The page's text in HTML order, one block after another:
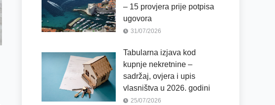
– 15 provjera prije potpisa
ugovora
31/07/2026
Tabularna izjava kod
kupnje nekretnine –
sadržaj, ovjera i upis
vlasništva u 2026. godini
25/07/2026